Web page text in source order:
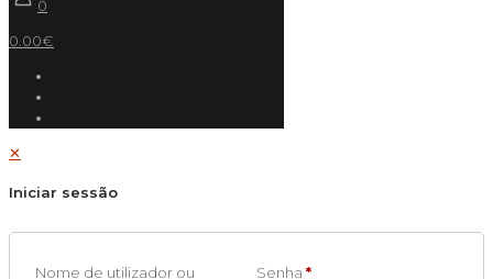
0
0.00€
✕
Iniciar sessão
Nome de utilizador ou Senha *